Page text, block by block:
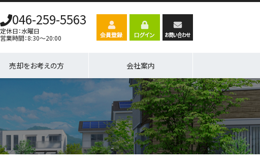
046-259-5563
定休日：水曜日
営業時間：8:30～20:00
売却をお考えの方 会社案内